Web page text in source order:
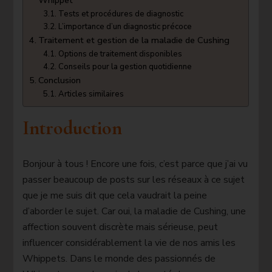
Tests et procédures de diagnostic
L’importance d’un diagnostic précoce
Traitement et gestion de la maladie de Cushing
Options de traitement disponibles
Conseils pour la gestion quotidienne
Conclusion
Articles similaires
Introduction
Bonjour à tous ! Encore une fois, c’est parce que j’ai vu
passer beaucoup de posts sur les réseaux à ce sujet
que je me suis dit que cela vaudrait la peine
d’aborder le sujet. Car oui, la maladie de Cushing, une
affection souvent discrète mais sérieuse, peut
influencer considérablement la vie de nos amis les
Whippets. Dans le monde des passionnés de